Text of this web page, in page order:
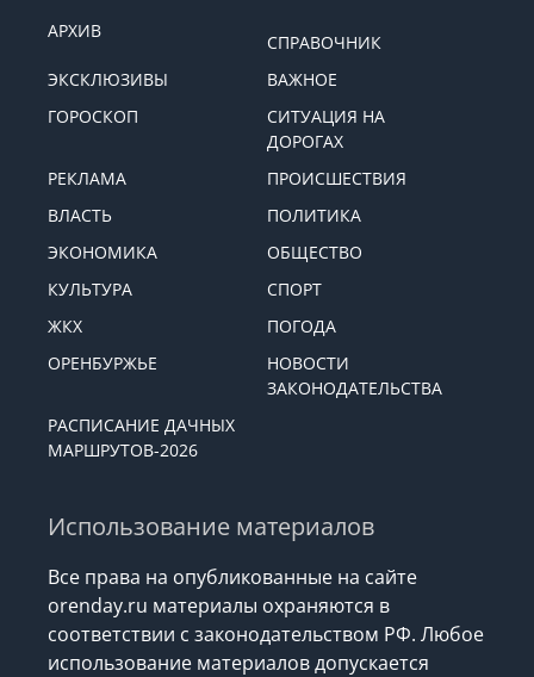
АРХИВ
СПРАВОЧНИК
ЭКСКЛЮЗИВЫ
ВАЖНОЕ
ГОРОСКОП
СИТУАЦИЯ НА
ДОРОГАХ
РЕКЛАМА
ПРОИСШЕСТВИЯ
ВЛАСТЬ
ПОЛИТИКА
ЭКОНОМИКА
ОБЩЕСТВО
КУЛЬТУРА
СПОРТ
ЖКХ
ПОГОДА
ОРЕНБУРЖЬЕ
НОВОСТИ
ЗАКОНОДАТЕЛЬСТВА
РАСПИСАНИЕ ДАЧНЫХ
МАРШРУТОВ-2026
Использование материалов
Все права на опубликованные на сайте
orenday.ru материалы охраняются в
соответствии с законодательством РФ. Любое
использование материалов допускается